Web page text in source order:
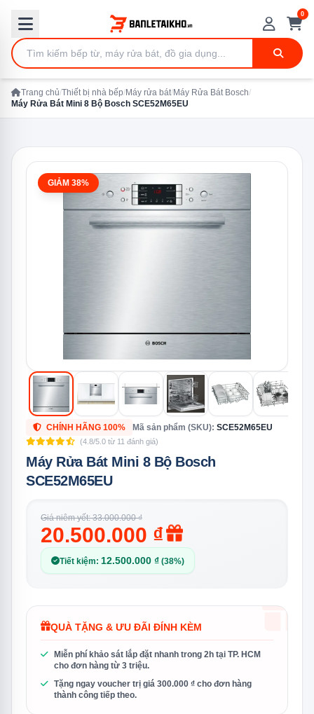
0
Trang chủ/Thiết bị nhà bếp/Máy rửa bát/Máy Rửa Bát Bosch/
Máy Rửa Bát Mini 8 Bộ Bosch SCE52M65EU
GIẢM 38%
CHÍNH HÃNG 100% Mã sản phẩm (SKU): SCE52M65EU
(4.8/5.0 từ 11 đánh giá)
Máy Rửa Bát Mini 8 Bộ Bosch
SCE52M65EU
Giá niêm yết: 33.000.000 ₫
20.500.000 ₫
Tiết kiệm: 12.500.000 ₫ (38%)
QUÀ TẶNG & ƯU ĐÃI ĐÍNH KÈM
Miễn phí khảo sát lắp đặt nhanh trong 2h tại TP. HCM
cho đơn hàng từ 3 triệu.
Tặng ngay voucher trị giá 300.000 ₫ cho đơn hàng
thành công tiếp theo.